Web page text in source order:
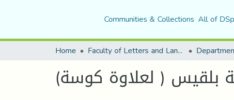
Communities & Collections All of
Home Faculty of Letters and Languages
بلقيس ( لعلاوة كوسة)